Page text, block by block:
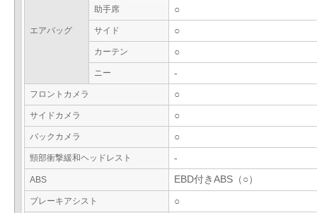
エアバッグ
助手席 ○
サイド ○
カーテン ○
ニー -
フロントカメラ ○
サイドカメラ ○
バックカメラ ○
頸部衝撃緩和ヘッドレスト -
ABS EBD付きABS（○）
ブレーキアシスト ○